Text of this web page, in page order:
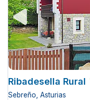
Ribadesella Rural
Sebreño, Asturias